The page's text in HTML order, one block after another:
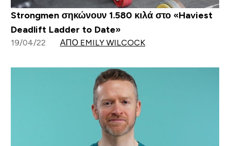
Strongmen σηκώνουν 1.580 κιλά στο «Haviest
Deadlift Ladder to Date»
19/04/22 ΑΠΌ EMILY WILCOCK